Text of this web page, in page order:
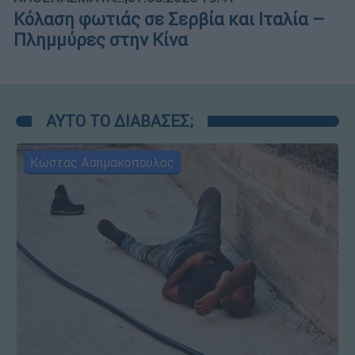
Κόλαση φωτιάς σε Σερβία και Ιταλία –
Πλημμύρες στην Κίνα
ΑΥΤΟ ΤΟ ΔΙΑΒΑΣΕΣ;
Κώστας Ασημακόπουλος